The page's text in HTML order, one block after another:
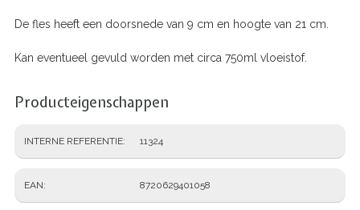
De fles heeft een doorsnede van 9 cm en hoogte van 21 cm.
Kan eventueel gevuld worden met circa 750ml vloeistof.
Producteigenschappen
INTERNE REFERENTIE 11324
EAN 8720629401058